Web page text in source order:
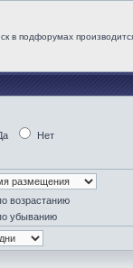
в подфорумах
Нет
возрастанию
убыванию